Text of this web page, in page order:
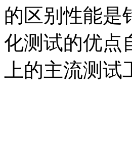
的区别性能是
化测试的优点
上的主流测试